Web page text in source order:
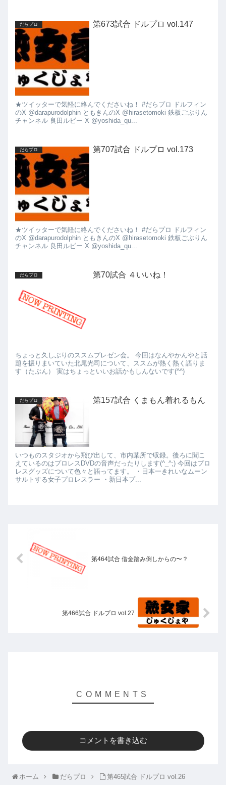
だらプロ 第673試合 ドルプロ vol.147
★ツイッターで気軽に絡んでくださいね！ #だらプロ ドルフィン
のX @darapurodolphin ともきんのX @hirasetomoki 鉄板ごぶりん
チャンネル 良田ルビー X @yoshida_qu...
だらプロ 第707試合 ドルプロ vol.173
★ツイッターで気軽に絡んでくださいね！ #だらプロ ドルフィン
のX @darapurodolphin ともきんのX @hirasetomoki 鉄板ごぶりん
チャンネル 良田ルビー X @yoshida_qu...
だらプロ 第70試合 ４いいね！
ちょっと久しぶりのススムプレゼン会。 今回はなんやかんやと話
題を振りまいていた北尾光司について、ススムが熱く熱く語りま
す（たぶん） 実はちょっといいお話かもしんないです(^^)
だらプロ 第157試合 くまもん着れるもん
いつものスタジオから飛び出して、市内某所で収録。後ろに聞こ
えているのはプロレスDVDの音声だったりします(^_^;) 今回はプロ
レスグッズについて色々と語ってます。 ・日本一きれいなムーン
サルトする女子プロレスラー ・新日本プ...
第464試合 借金踏み倒しからの〜？
第466試合 ドルプロ vol.27
コメントを書き込む
ホーム だらプロ 第465試合 ドルプロ vol.26